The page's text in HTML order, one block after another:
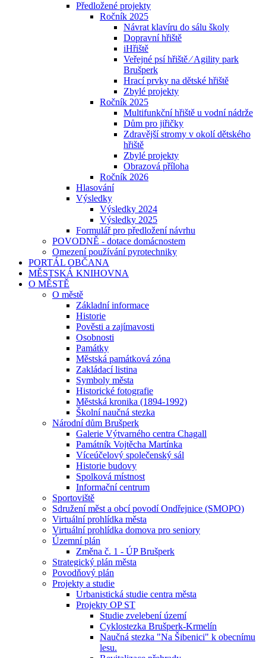
Předložené projekty
Ročník 2025
Návrat klavíru do sálu školy
Dopravní hřiště
iHřiště
Veřejné psí hřiště ⁄ Agility park
Brušperk
Hrací prvky na dětské hřiště
Zbylé projekty
Ročník 2025
Multifunkční hřiště u vodní nádrže
Dům pro jiřičky
Zdravější stromy v okolí dětského
hřiště
Zbylé projekty
Obrazová příloha
Ročník 2026
Hlasování
Výsledky
Výsledky 2024
Výsledky 2025
Formulář pro předložení návrhu
POVODNĚ - dotace domácnostem
Omezení používání pyrotechniky
PORTÁL OBČANA
MĚSTSKÁ KNIHOVNA
O MĚSTĚ
O městě
Základní informace
Historie
Pověsti a zajímavosti
Osobnosti
Památky
Městská památková zóna
Zakládací listina
Symboly města
Historické fotografie
Městská kronika (1894-1992)
Školní naučná stezka
Národní dům Brušperk
Galerie Výtvarného centra Chagall
Památník Vojtěcha Martínka
Víceúčelový společenský sál
Historie budovy
Spolková místnost
Informační centrum
Sportoviště
Sdružení měst a obcí povodí Ondřejnice (SMOPO)
Virtuální prohlídka města
Virtuální prohlídka domova pro seniory
Územní plán
Změna č. 1 - ÚP Brušperk
Strategický plán města
Povodňový plán
Projekty a studie
Urbanistická studie centra města
Projekty OP ST
Studie zvelebení území
Cyklostezka Brušperk-Krmelín
Naučná stezka "Na Šibenici" k obecnímu
lesu.